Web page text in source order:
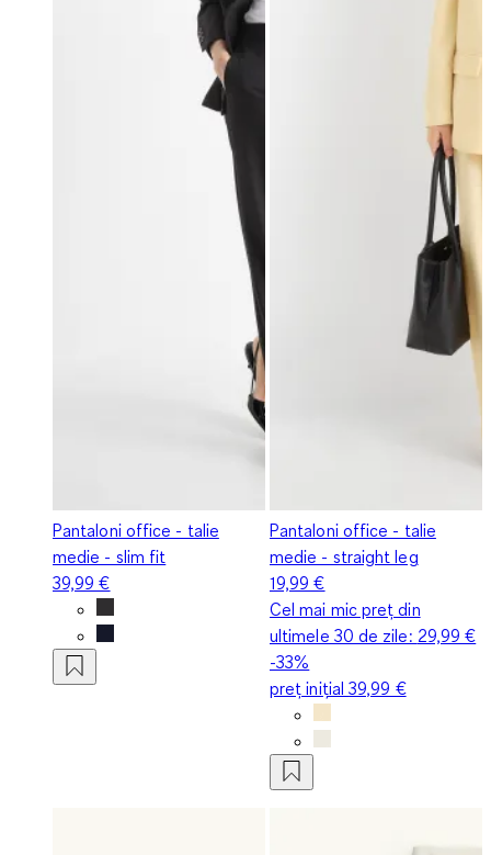
Pantaloni office - talie
medie - slim fit
39,99 €
Pantaloni office - talie
medie - straight leg
19,99 €
Cel mai mic preț din
ultimele 30 de zile: 29,99 €
-33%
preț inițial39,99 €